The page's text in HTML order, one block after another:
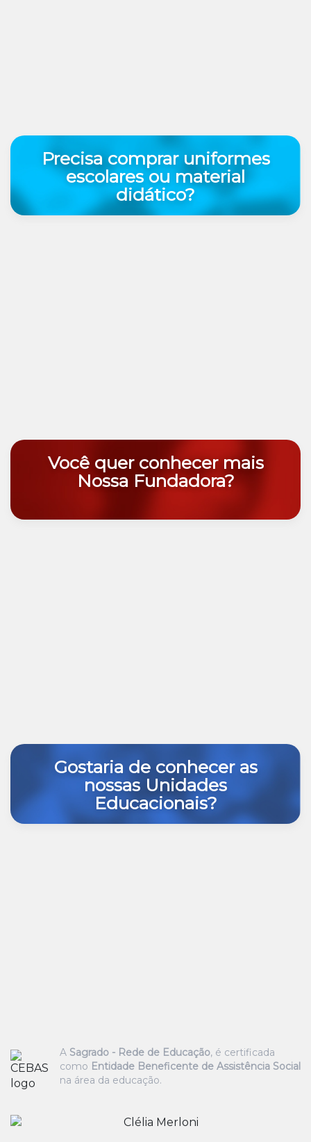
Precisa comprar uniformes
escolares ou material
didático?
Você quer conhecer mais
Nossa Fundadora?
Gostaria de conhecer as
nossas Unidades
Educacionais?
A Sagrado - Rede de Educação, é certificada
como Entidade Beneficente de Assistência Social
na área da educação.